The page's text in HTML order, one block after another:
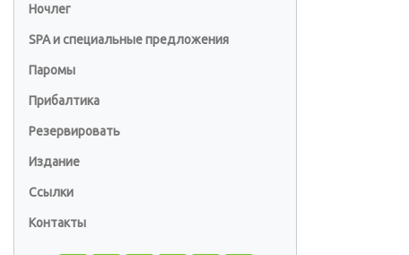
Ночлег
SPA и специальные предложения
Паромы
Прибалтика
Резервировать
Издание
Ссылки
Контакты